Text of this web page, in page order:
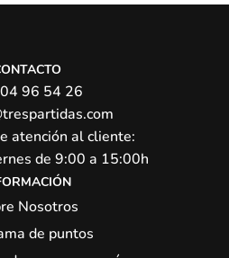
96 54 26
atención al cliente:
de 9:00 a 15:00h
Nosotros
de puntos